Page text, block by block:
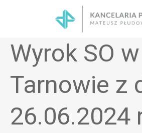
Wyrok SO w
Tarnowie z
26.06.2024